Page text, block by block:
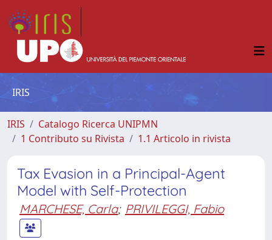
IRIS
IRIS
Catalogo Ricerca UNIPMN
1 Contributo su Rivista
1.1 Articolo in rivista
Tax Evasion in a Principal-Agent
Model with Self-Protection
MARCHESE, Carla; PRIVILEGGI, Fabio